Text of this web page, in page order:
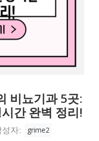
비뇨기과 5곳:
간 완벽 정리!
성자: grime2